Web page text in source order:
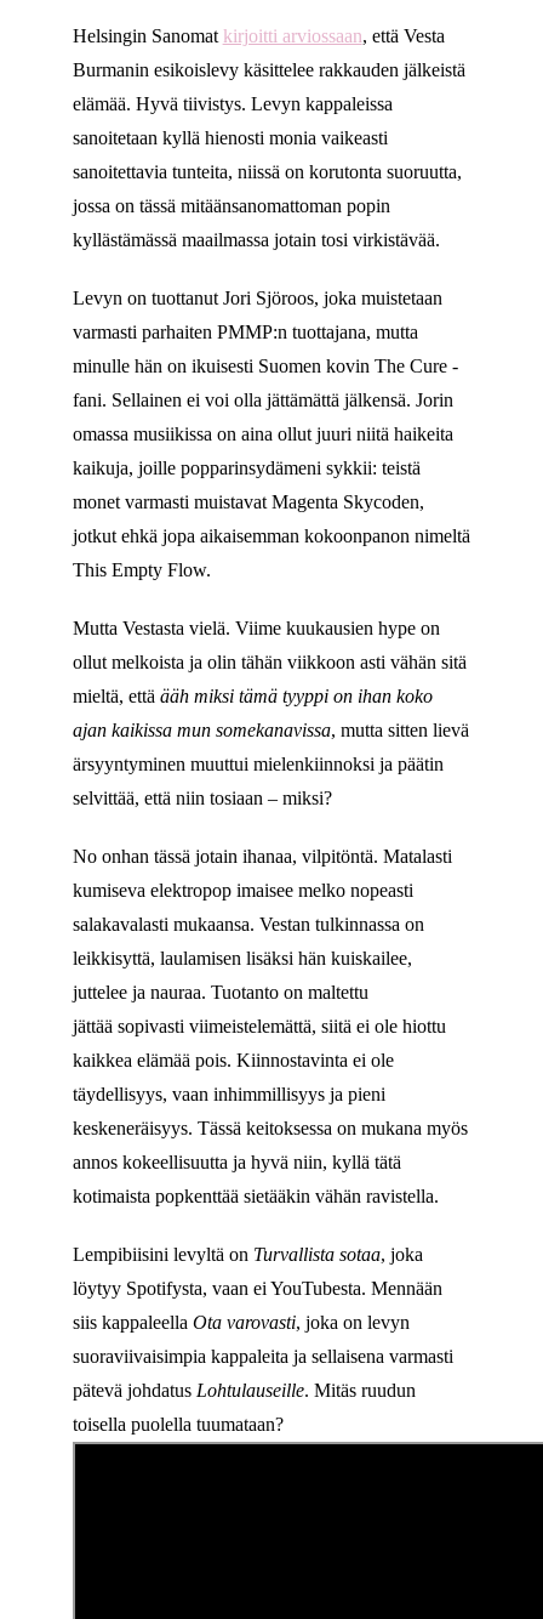
Helsingin Sanomat kirjoitti arviossaan, että Vesta
Burmanin esikoislevy käsittelee rakkauden jälkeistä
elämää. Hyvä tiivistys. Levyn kappaleissa
sanoitetaan kyllä hienosti monia vaikeasti
sanoitettavia tunteita, niissä on korutonta suoruutta,
jossa on tässä mitäänsanomattoman popin
kyllästämässä maailmassa jotain tosi virkistävää.
Levyn on tuottanut Jori Sjöroos, joka muistetaan
varmasti parhaiten PMMP:n tuottajana, mutta
minulle hän on ikuisesti Suomen kovin The Cure -
fani. Sellainen ei voi olla jättämättä jälkensä. Jorin
omassa musiikissa on aina ollut juuri niitä haikeita
kaikuja, joille popparinsydämeni sykkii: teistä
monet varmasti muistavat Magenta Skycoden,
jotkut ehkä jopa aikaisemman kokoonpanon nimeltä
This Empty Flow.
Mutta Vestasta vielä. Viime kuukausien hype on
ollut melkoista ja olin tähän viikkoon asti vähän sitä
mieltä, että ääh miksi tämä tyyppi on ihan koko
ajan kaikissa mun somekanavissa, mutta sitten lievä
ärsyyntyminen muuttui mielenkiinnoksi ja päätin
selvittää, että niin tosiaan – miksi?
No onhan tässä jotain ihanaa, vilpitöntä. Matalasti
kumiseva elektropop imaisee melko nopeasti
salakavalasti mukaansa. Vestan tulkinnassa on
leikkisyttä, laulamisen lisäksi hän kuiskailee,
juttelee ja nauraa. Tuotanto on maltettu
jättää sopivasti viimeistelemättä, siitä ei ole hiottu
kaikkea elämää pois. Kiinnostavinta ei ole
täydellisyys, vaan inhimmillisyys ja pieni
keskeneräisyys. Tässä keitoksessa on mukana myös
annos kokeellisuutta ja hyvä niin, kyllä tätä
kotimaista popkenttää sietääkin vähän ravistella.
Lempibiisini levyltä on Turvallista sotaa, joka
löytyy Spotifysta, vaan ei YouTubesta. Mennään
siis kappaleella Ota varovasti, joka on levyn
suoraviivaisimpia kappaleita ja sellaisena varmasti
pätevä johdatus Lohtulauseille. Mitäs ruudun
toisella puolella tuumataan?